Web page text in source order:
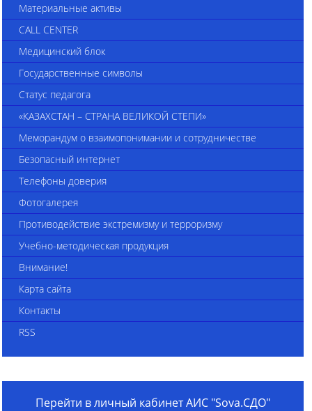
Материальные активы
CALL CENTER
Медицинский блок
Государственные символы
Статус педагога
«КАЗАХСТАН – СТРАНА ВЕЛИКОЙ СТЕПИ»
Меморандум о взаимопонимании и сотрудничестве
Безопасный интернет
Телефоны доверия
Фотогалерея
Противодействие экстремизму и терроризму
Учебно-методическая продукция
Внимание!
Карта сайта
Контакты
RSS
Перейти в личный кабинет АИС "Sova.СДО"